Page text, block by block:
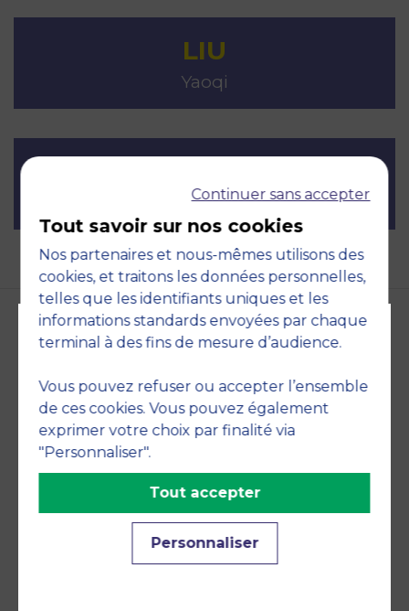
LIU
Yaoqi
Jonathan
commitments
Continuer sans accepter
Tout savoir sur nos cookies
Nos partenaires et nous-mêmes utilisons des
cookies, et traitons les données personnelles,
telles que les identifiants uniques et les
informations standards envoyées par chaque
terminal à des fins de mesure d’audience.
Vous pouvez refuser ou accepter l’ensemble
de ces cookies. Vous pouvez également
exprimer votre choix par finalité via
"Personnaliser".
Personnaliser
Tout accepter